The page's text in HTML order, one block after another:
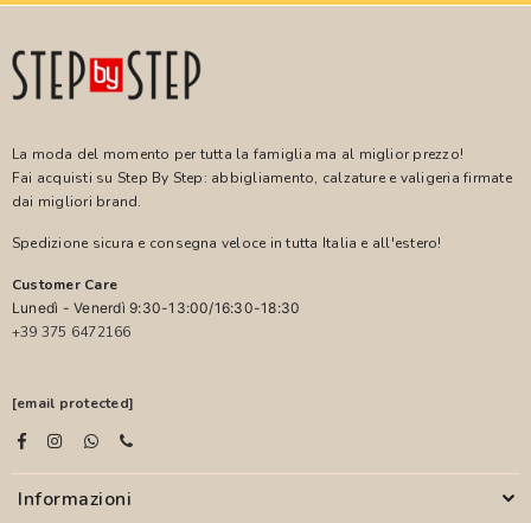
La moda del momento per tutta la famiglia ma al miglior prezzo!
Fai acquisti su Step By Step: abbigliamento, calzature e valigeria firmate
dai migliori brand.
Spedizione sicura e consegna veloce in tutta Italia e all'estero!
Customer Care
Lunedì - Venerdì 9:30-13:00/16:30-18:30
+39 375 6472166
[email protected]
Informazioni